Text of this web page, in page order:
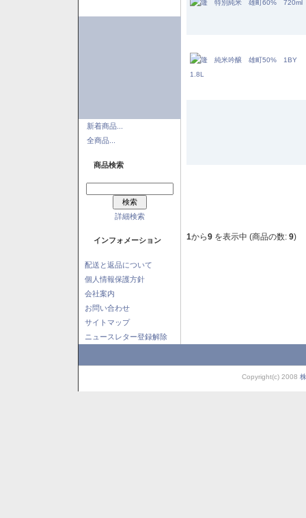
新着商品...
全商品...
商品検索
詳細検索
インフォメーション
配送と返品について
個人情報保護方針
会社案内
お問い合わせ
サイトマップ
ニュースレター登録解除
1から9 を表示中 (商品の数: 9)
Copyright(c) 2008